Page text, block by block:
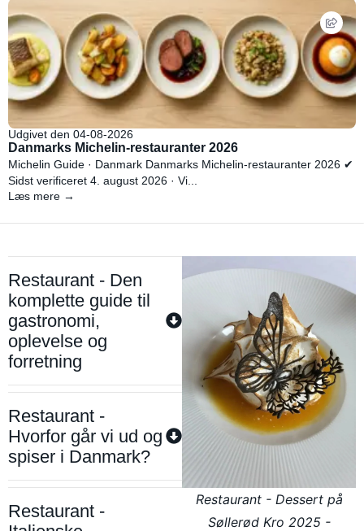
Udgivet den 04-08-2026
Danmarks Michelin-restauranter 2026
Michelin Guide · Danmark Danmarks Michelin-restauranter 2026 ✔
Sidst verificeret 4. august 2026 · Vi...
Læs mere →
Restaurant - Den
komplette guide til
gastronomi,
oplevelse og
forretning
Restaurant -
Hvorfor går vi ud og
spiser i Danmark?
Restaurant -
Restaurant - Dessert på
Søllerød Kro 2025 -